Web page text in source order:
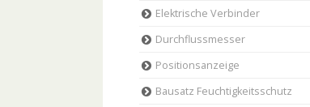
Elektrische Verbinder
Durchflussmesser
Positionsanzeige
Bausatz Feuchtigkeitsschutz